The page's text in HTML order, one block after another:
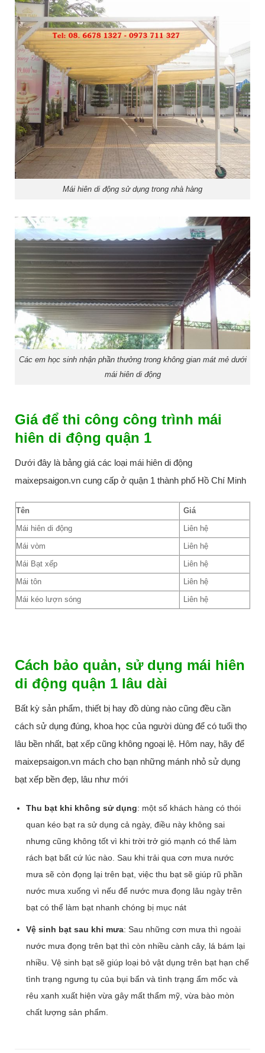
Mái hiên di động sử dụng trong nhà hàng
Các em học sinh nhận phần thưởng trong không gian mát mẻ dưới
mái hiên di động
Giá để thi công công trình mái
hiên di động quận 1
Dưới đây là bảng giá các loại mái hiên di động
maixepsaigon.vn cung cấp ở quận 1 thành phố Hồ Chí Minh
Tên
Giá
Mái hiên di động
Liên hệ
Mái vòm
Liên hệ
Mái Bạt xếp
Liên hệ
Mái tôn
Liên hệ
Mái kéo lượn sóng
Liên hệ
Cách bảo quản, sử dụng mái hiên
di động quận 1 lâu dài
Bất kỳ sản phẩm, thiết bị hay đồ dùng nào cũng đều cần
cách sử dụng đúng, khoa học của người dùng để có tuổi thọ
lâu bền nhất, bạt xếp cũng không ngoại lệ. Hôm nay, hãy để
maixepsaigon.vn mách cho bạn những mánh nhỏ sử dụng
bạt xếp bền đẹp, lâu như mới
Thu bạt khi không sử dụng: một số khách hàng có thói
quan kéo bạt ra sử dụng cả ngày, điều này không sai
nhưng cũng không tốt vì khi trời trở gió mạnh có thể làm
rách bạt bất cứ lúc nào. Sau khi trải qua cơn mưa nước
mưa sẽ còn đọng lại trên bạt, việc thu bạt sẽ giúp rũ phần
nước mưa xuống vì nếu để nước mưa đọng lâu ngày trên
bạt có thể làm bạt nhanh chóng bị mục nát
Vệ sinh bạt sau khi mưa: Sau những cơn mưa thì ngoài
nước mưa đọng trên bạt thì còn nhiều cành cây, lá bám lại
nhiều. Vệ sinh bạt sẽ giúp loại bỏ vật dụng trên bạt hạn chế
tình trạng ngưng tụ của bụi bẩn và tình trạng ẩm mốc và
rêu xanh xuất hiện vừa gây mất thẩm mỹ, vừa bào mòn
chất lượng sản phẩm.